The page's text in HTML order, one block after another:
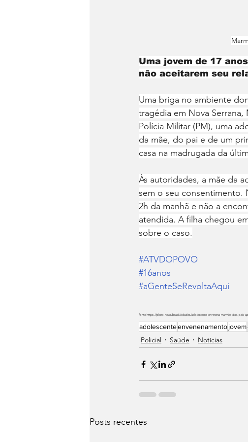
Uma jovem de 17
não aceitarem seu
Uma briga no ambiente
tragédia em Nova
Polícia Militar (PM), uma
da mãe, do pai e de um
casa na madrugada da
Às autoridades, a mãe da
sem o seu consentimento.
2h da manhã e não a
atendida. A filha chegou
sobre o caso.
#ATVDOPOVO
#16anos
#aGenteSeRevoltaAqui
fonte:https://pleno.news/brasil/cidades/adolescente-envenena-marmita-dos-pais-
adolescenteenvenenamentojovem
Policial Saúde Notícias
Posts recentes